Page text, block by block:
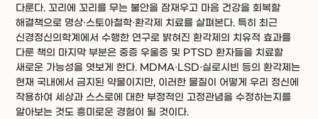
다룬다. 꼬리에 꼬리를 무는 불안을 잠재우고 마음 건강을 회복할
해결책으로 명상·스토아철학·환각제 치료를 살펴본다. 특히 최근
신경정신의학계에서 수행한 연구로 밝혀진 환각제의 치유적 효과를
다룬 책의 마지막 부분은 중증 우울증 및 PTSD 환자들을 치료할
새로운 가능성을 엿보게 한다. MDMA·LSD·실로시빈 등의 환각제는
현재 국내에서 금지된 약물이지만, 이러한 물질이 어떻게 우리 정신에
작용하여 세상과 스스로에 대한 부정적인 고정관념을 수정하는지를
알아보는 것도 흥미로운 경험이 될 것이다.